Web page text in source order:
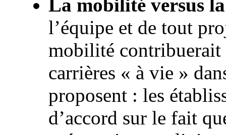
La mobilité versus
l’équipe et de tout
mobilité contribuerait
carrières « à vie »
proposent : les
d’accord sur le fait